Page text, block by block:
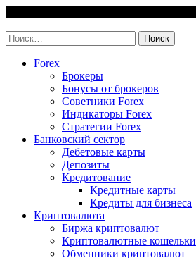
content
Найти:
Forex
Брокеры
Бонусы от брокеров
Советники Forex
Индикаторы Forex
Стратегии Forex
Банковский сектор
Дебетовые карты
Депозиты
Кредитование
Кредитные карты
Кредиты для бизнеса
Криптовалюта
Биржа криптовалют
Криптовалютные кошельки
Обменники криптовалют